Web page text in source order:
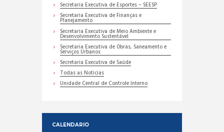
Secretaria Executiva de Esportes – SEESP
Secretaria Executiva de Finanças e
Planejamento
Secretaria Executiva de Meio Ambiente e
Desenvolvimento Sustentável
Secretaria Executiva de Obras, Saneamento e
Serviços Urbanos
Secretaria Executiva de Saúde
Todas as Noticias
Unidade Central de Controle Interno
CALENDARIO